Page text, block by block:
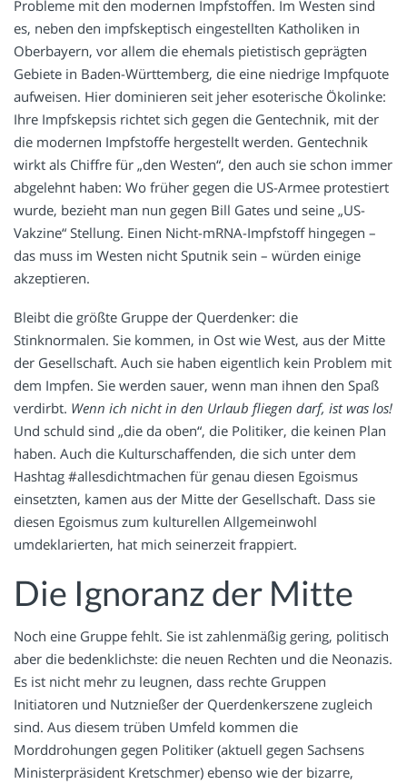
Probleme mit den modernen Impfstoffen. Im Westen sind
es, neben den impfskeptisch eingestellten Katholiken in
Oberbayern, vor allem die ehemals pietistisch geprägten
Gebiete in Baden-Württemberg, die eine niedrige Impfquote
aufweisen. Hier dominieren seit jeher esoterische Ökolinke:
Ihre Impfskepsis richtet sich gegen die Gentechnik, mit der
die modernen Impfstoffe hergestellt werden. Gentechnik
wirkt als Chiffre für „den Westen“, den auch sie schon immer
abgelehnt haben: Wo früher gegen die US-Armee protestiert
wurde, bezieht man nun gegen Bill Gates und seine „US-
Vakzine“ Stellung. Einen Nicht-mRNA-Impfstoff hingegen –
das muss im Westen nicht Sputnik sein – würden einige
akzeptieren.
Bleibt die größte Gruppe der Querdenker: die
Stinknormalen. Sie kommen, in Ost wie West, aus der Mitte
der Gesellschaft. Auch sie haben eigentlich kein Problem mit
dem Impfen. Sie werden sauer, wenn man ihnen den Spaß
verdirbt. Wenn ich nicht in den Urlaub fliegen darf, ist was los!
Und schuld sind „die da oben“, die Politiker, die keinen Plan
haben. Auch die Kulturschaffenden, die sich unter dem
Hashtag #allesdichtmachen für genau diesen Egoismus
einsetzten, kamen aus der Mitte der Gesellschaft. Dass sie
diesen Egoismus zum kulturellen Allgemeinwohl
umdeklarierten, hat mich seinerzeit frappiert.
Die Ignoranz der Mitte
Noch eine Gruppe fehlt. Sie ist zahlenmäßig gering, politisch
aber die bedenklichste: die neuen Rechten und die Neonazis.
Es ist nicht mehr zu leugnen, dass rechte Gruppen
Initiatoren und Nutznießer der Querdenkerszene zugleich
sind. Aus diesem trüben Umfeld kommen die
Morddrohungen gegen Politiker (aktuell gegen Sachsens
Ministerpräsident Kretschmer) ebenso wie der bizarre,